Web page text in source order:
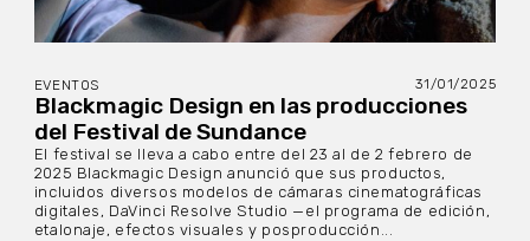
EVENTOS 31/01/2025
Blackmagic Design en las producciones
del Festival de Sundance
El festival se lleva a cabo entre del 23 al de 2 febrero de
2025 Blackmagic Design anunció que sus productos,
incluidos diversos modelos de cámaras cinematográficas
digitales, DaVinci Resolve Studio —el programa de edición,
etalonaje, efectos visuales y posproducción...